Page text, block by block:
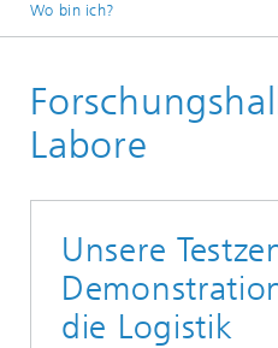
Wo bin ich?
Institut
Labore
Unsere
die Logistik